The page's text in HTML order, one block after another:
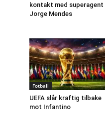
kontakt med superagent
Jorge Mendes
Fotball
UEFA slår kraftig tilbake
mot Infantino